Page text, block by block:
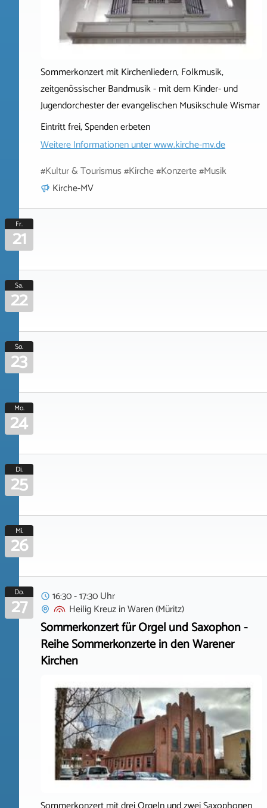
Sommerkonzert mit Kirchenliedern, Folkmusik,
zeitgenössischer Bandmusik - mit dem Kinder- und
Jugendorchester der evangelischen Musikschule Wismar
Eintritt frei, Spenden erbeten
Weitere Informationen unterwww.kirche-mv.de
#Kultur & Tourismus #Kirche #Konzerte #Musik
Kirche-MV
Fr.
21
Sa.
22
So.
23
Mo.
24
Di.
25
Mi.
26
Do.
27
16:30 - 17:30 Uhr
Heilig KreuzinWaren (Müritz)
Sommerkonzert für Orgel und Saxophon -
Reihe Sommerkonzerte in den Warener
Kirchen